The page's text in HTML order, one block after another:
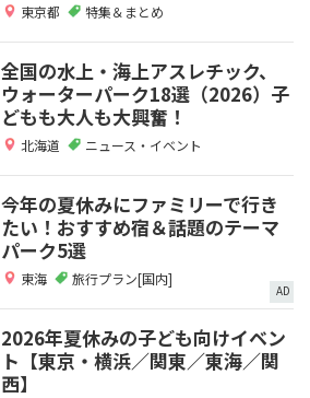
東京都 特集＆まとめ
全国の水上・海上アスレチック、
ウォーターパーク18選（2026）子
どもも大人も大興奮！
北海道 ニュース・イベント
今年の夏休みにファミリーで行き
たい！おすすめ宿＆話題のテーマ
パーク5選
東海 旅行プラン[国内]
AD
2026年夏休みの子ども向けイベン
ト【東京・横浜／関東／東海／関
西】